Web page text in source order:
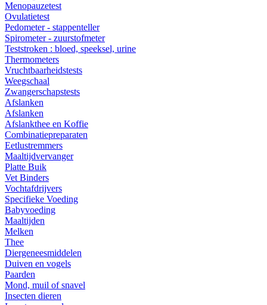
Menopauzetest
Ovulatietest
Pedometer - stappenteller
Spirometer - zuurstofmeter
Teststroken : bloed, speeksel, urine
Thermometers
Vruchtbaarheidstests
Weegschaal
Zwangerschapstests
Afslanken
Afslanken
Afslankthee en Koffie
Combinatiepreparaten
Eetlustremmers
Maaltijdvervanger
Platte Buik
Vet Binders
Vochtafdrijvers
Specifieke Voeding
Babyvoeding
Maaltijden
Melken
Thee
Diergeneesmiddelen
Duiven en vogels
Paarden
Mond, muil of snavel
Insecten dieren